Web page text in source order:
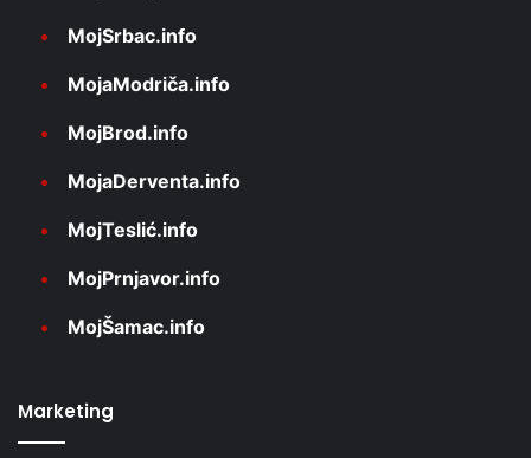
MojSrbac.info
MojaModriča.info
MojBrod.info
MojaDerventa.info
MojTeslić.info
MojPrnjavor.info
MojŠamac.info
Marketing